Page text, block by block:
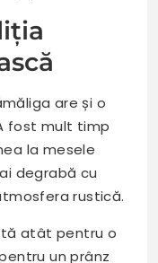
are și o
fost mult timp
la mesele
degrabă cu
rustică.
atât pentru o
un prânz